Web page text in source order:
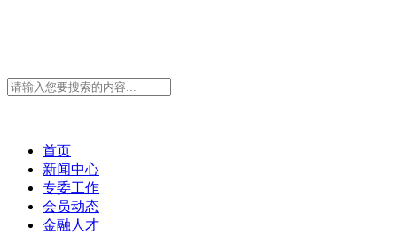
首页
新闻中心
专委工作
会员动态
金融人才